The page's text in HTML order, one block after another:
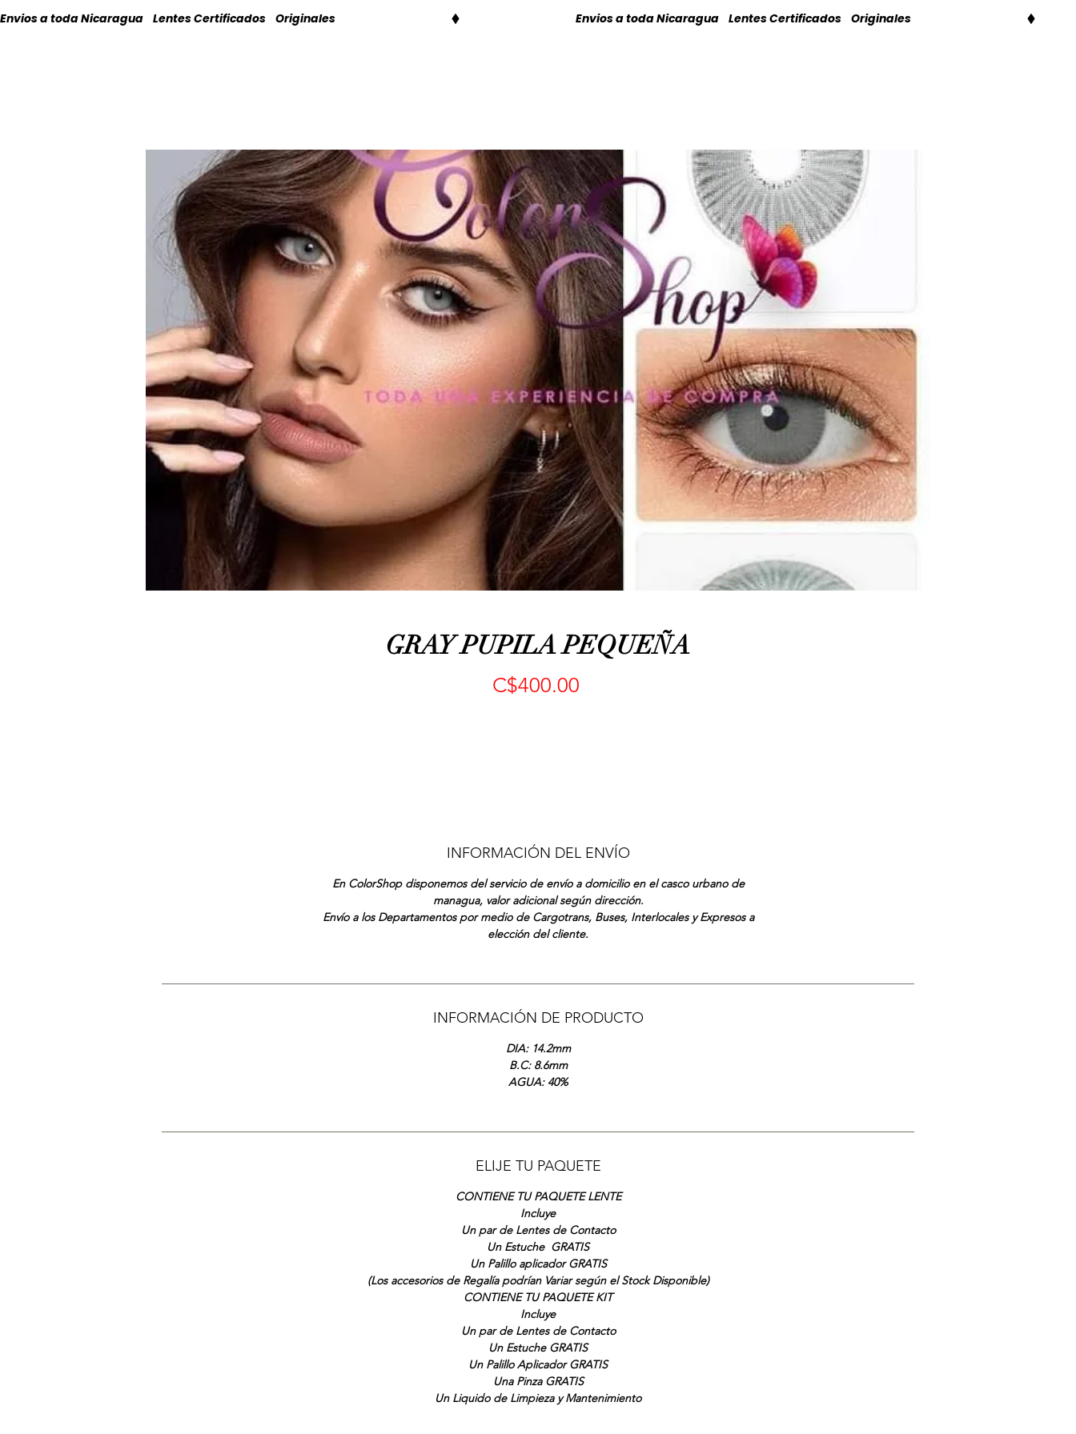
Envios a toda Nicaragua    Lentes Certificados    Originales
GRAY PUPILA PEQUEÑA
C$400.00
INFORMACIÓN DEL ENVÍO
En ColorShop disponemos del servicio de envío a domicilio en el casco urbano de
managua, valor adicional según dirección.
Envío a los Departamentos por medio de Cargotrans, Buses, Interlocales y Expresos a
elección del cliente.
INFORMACIÓN DE PRODUCTO
DIA: 14.2mm
B.C: 8.6mm
AGUA: 40%
ELIJE TU PAQUETE
CONTIENE TU PAQUETE LENTE
Incluye
Un par de Lentes de Contacto
Un Estuche GRATIS
Un Palillo aplicador GRATIS
(Los accesorios de Regalía podrían Variar según el Stock Disponible)
CONTIENE TU PAQUETE KIT
Incluye
Un par de Lentes de Contacto
Un Estuche GRATIS
Un Palillo Aplicador GRATIS
Una Pinza GRATIS
Un Liquido de Limpieza y Mantenimiento